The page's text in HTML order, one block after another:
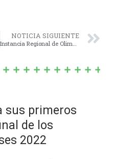
NOTICIA SIGUIENTE
Instancia Regional de Olimpíadas de Literatura y Matemática «Cuentos con cuentas»
sus primeros
de los
2022